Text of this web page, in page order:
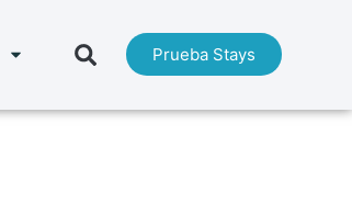
Prueba Stays